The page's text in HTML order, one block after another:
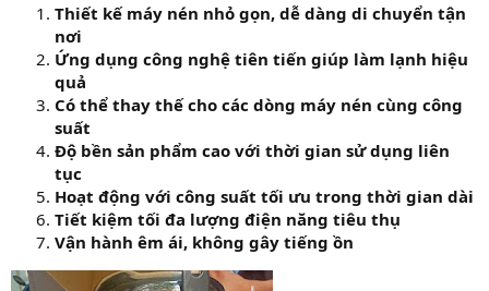
Thiết kế máy nén nhỏ gọn, dễ dàng di chuyển tận
nơi
Ứng dụng công nghệ tiên tiến giúp làm lạnh hiệu
quả
Có thể thay thế cho các dòng máy nén cùng công
suất
Độ bền sản phẩm cao với thời gian sử dụng liên
tục
Hoạt động với công suất tối ưu trong thời gian dài
Tiết kiệm tối đa lượng điện năng tiêu thụ
Vận hành êm ái, không gây tiếng ồn